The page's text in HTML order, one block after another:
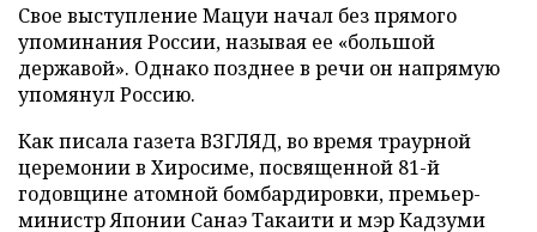
Свое выступление Мацуи начал без прямого
упоминания России, называя ее «большой
державой». Однако позднее в речи он напрямую
упомянул Россию.
Как писала газета ВЗГЛЯД, во время траурной
церемонии в Хиросиме, посвященной 81-й
годовщине атомной бомбардировки, премьер-
министр Японии Санаэ Такаити и мэр Кадзуми